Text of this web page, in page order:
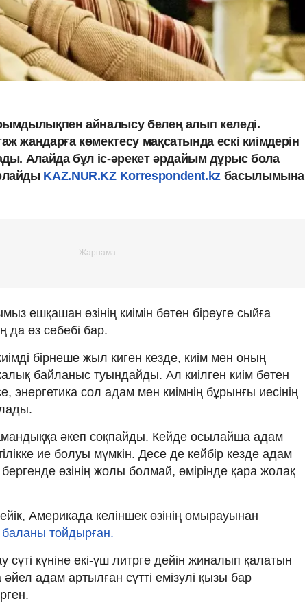
айналысу белең алып келеді.
жандарға көмектесу мақсатында ескі киімдерін
Алайда бұл іс-әрекет әрдайым дұрыс бола
KAZ.NUR.KZ Korrespondent.kz басылымына
ешқашан өзінің киімін бөтен біреуге сыйға
да өз себебі бар.
бірнеше жыл киген кезде, киім мен оның
байланыс туындайды. Ал киілген киім бөтен
энергетика сол адам мен киімнің бұрынғы иесінің
әкеп соқпайды. Кейде осылайша адам
ие болуы мүмкін. Десе де кейбір кезде адам
бергенде өзінің жолы болмай, өмірінде қара жолақ
Америкада келіншек өзінің омырауынан
баланы тойдырған.
күніне екі-үш литрге дейін жиналып қалатын
адам артылған сүтті емізулі қызы бар